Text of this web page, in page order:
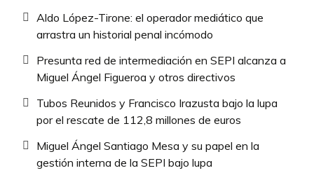
Aldo López-Tirone: el operador mediático que
arrastra un historial penal incómodo
Presunta red de intermediación en SEPI alcanza a
Miguel Ángel Figueroa y otros directivos
Tubos Reunidos y Francisco Irazusta bajo la lupa
por el rescate de 112,8 millones de euros
Miguel Ángel Santiago Mesa y su papel en la
gestión interna de la SEPI bajo lupa